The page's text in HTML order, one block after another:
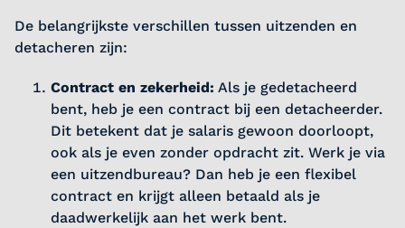
De belangrijkste verschillen tussen uitzenden en
detacheren zijn:
Contract en zekerheid: Als je gedetacheerd
bent, heb je een contract bij een detacheerder.
Dit betekent dat je salaris gewoon doorloopt,
ook als je even zonder opdracht zit. Werk je via
een uitzendbureau? Dan heb je een flexibel
contract en krijgt alleen betaald als je
daadwerkelijk aan het werk bent.